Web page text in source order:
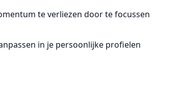
te verliezen door te focussen
in je persoonlijke profielen